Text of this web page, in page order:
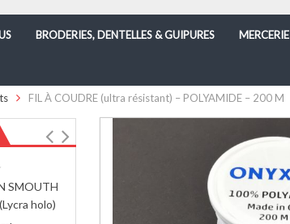
BRODERIES, DENTELLES & GUIPURES MERCERIE
FIL À COUDRE (ultra résistant) – POLYAMIDE – 200 M
SMOUTH
holo)